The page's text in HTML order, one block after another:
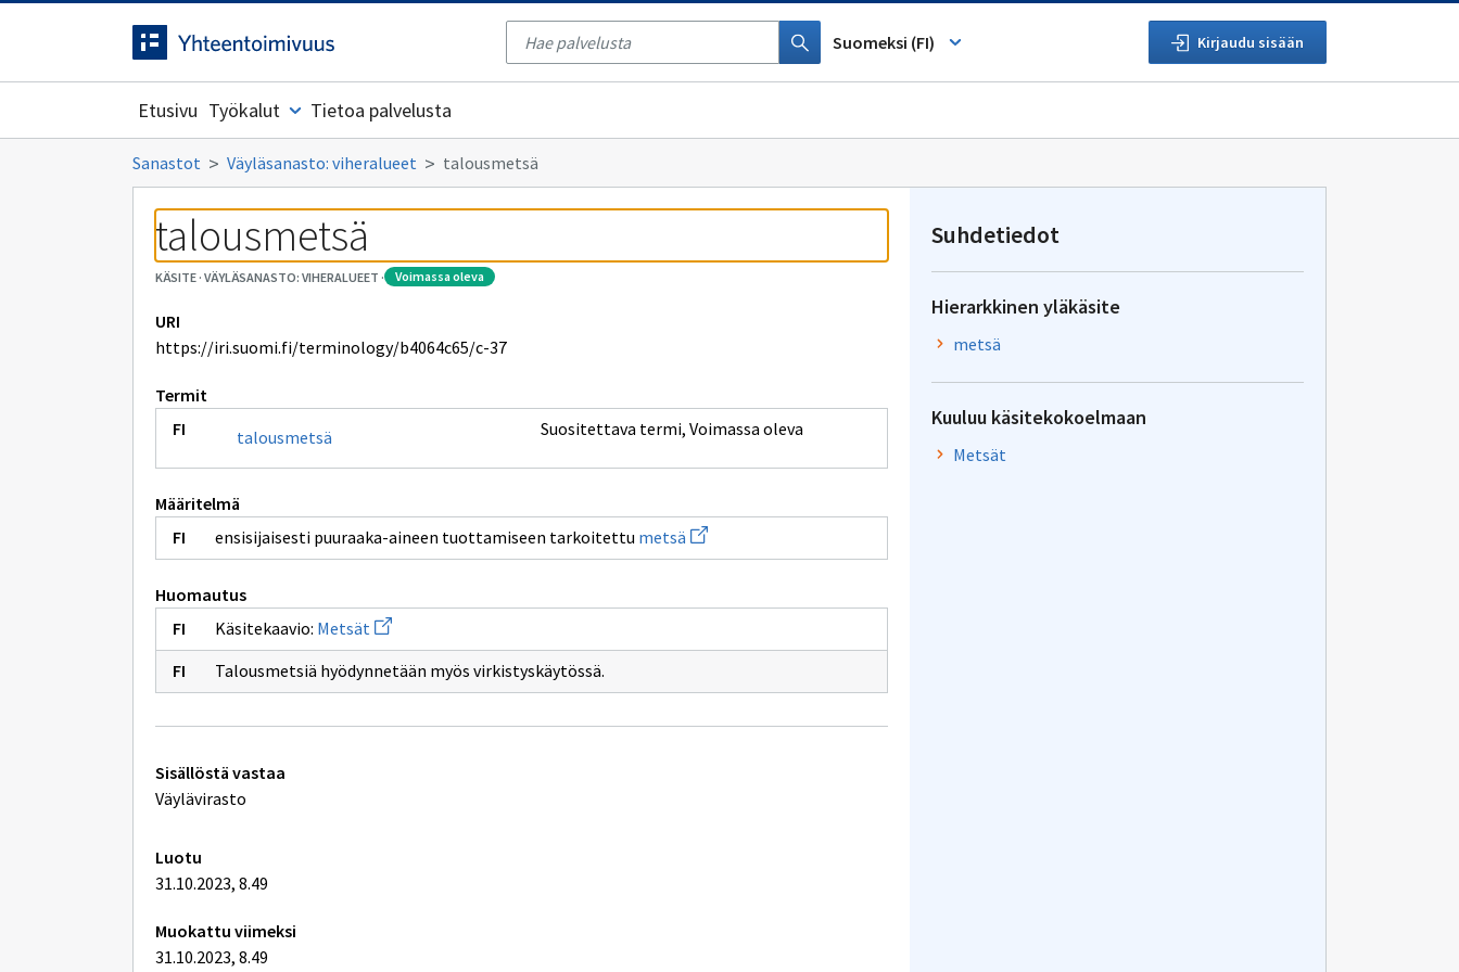
Siirrytty
Tyhjennä
haku
Suomeksi (FI) Kirjaudu sisään
Etusivu Työkalut Tietoa palvelusta
Sanastot Väyläsanasto: viheralueet talousmetsä
talousmetsä
KÄSITE· VÄYLÄSANASTO: VIHERALUEET · voimassa oleva
URI
https://iri.suomi.fi/terminology/b4064c65/c-37
Termit
talousmetsä
Suositettava termi, Voimassa oleva
Määritelmä
ensisijaisesti puuraaka-aineen tuottamiseen tarkoitettu metsä Avaa
uuden
ikkunan
Huomautus
Käsitekaavio: Metsät Avaa
uuden
ikkunan
sivulle
Metsät
Talousmetsiä hyödynnetään myös virkistyskäytössä.
Tekniset
lisätiedot
Sisällöstä vastaa
Väylävirasto
Luotu
31.10.2023, 8.49
Muokattu viimeksi
31.10.2023, 8.49
Suhdetiedot
Hierarkkinen yläkäsite
metsä
Kuuluu käsitekokoelmaan
Metsät